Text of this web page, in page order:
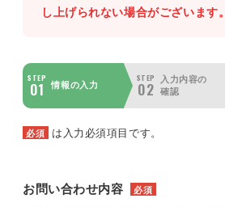
し上げられない場合がございます。
STEP
01 情報の入力
STEP
02
入力内容の
確認
必須 は入力必須項目です。
お問い合わせ内容 必須